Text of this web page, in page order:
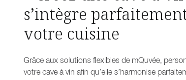
s’intègre
votre cuisine
Grâce aux solutions flexibles de mQuvée,
votre cave à vin afin qu’elle s’harmonise